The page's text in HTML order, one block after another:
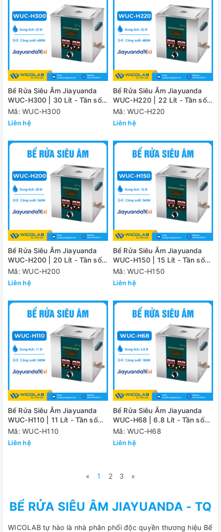
Bể Rửa Siêu Âm Jiayuanda
WUC-H300 | 30 Lít - Tần số
cao
Mã: WUC-H300
Liên hệ
Bể Rửa Siêu Âm Jiayuanda
WUC-H220 | 22 Lít - Tần số
cao
Mã: WUC-H220
Liên hệ
Bể Rửa Siêu Âm Jiayuanda
WUC-H200 | 20 Lít - Tần số
cao
Mã: WUC-H200
Liên hệ
Bể Rửa Siêu Âm Jiayuanda
WUC-H150 | 15 Lít - Tần số
cao
Mã: WUC-H150
Liên hệ
Bể Rửa Siêu Âm Jiayuanda
WUC-H110 | 11 Lít - Tần số
cao
Mã: WUC-H110
Liên hệ
Bể Rửa Siêu Âm Jiayuanda
WUC-H68 | 6.8 Lít - Tần số
cao
Mã: WUC-H68
Liên hệ
« 1 2 3 »
BỂ RỬA SIÊU ÂM JIAYUANDA - TQ
WICOLAB tự hào là nhà phân phối độc quyền thương hiệu Bể